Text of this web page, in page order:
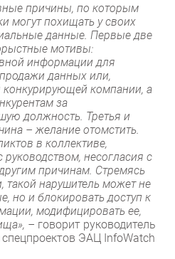
причины, по которым
могут похищать у своих
данные. Первые две
мотивы:
информации для
данных или,
компании, а
за
должность. Третья и
– желание отомстить.
в коллективе,
несогласия с
причинам. Стремясь
такой нарушитель может не
но и блокировать доступ к
модифицировать ее,
– говорит руководитель
ЭАЦ InfoWatch